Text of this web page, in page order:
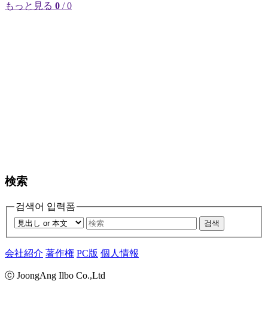
もっと見る 0 / 0
検索
검색어 입력폼
검색
会社紹介 著作権 PC版 個人情報
ⓒ JoongAng Ilbo Co.,Ltd